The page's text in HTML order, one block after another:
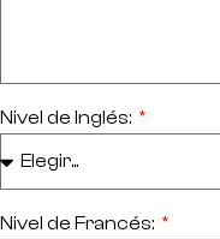
Nivel de Inglés:
Nivel de Francés: